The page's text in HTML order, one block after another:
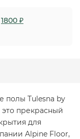
1800 ₽
полы Tulesna by
это прекрасный
для
Alpine Floor,